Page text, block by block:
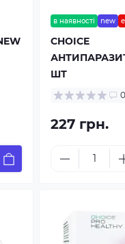
в наявності new
CHOICE
ШТ
0
227 грн.